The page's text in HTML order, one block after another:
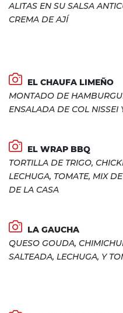
ALITAS EN SU SALSA
CREMA DE AJÍ
EL CHAUFA LIMEÑO
MONTADO DE
ENSALADA DE COL NISSEI
EL WRAP BBQ
TORTILLA DE TRIGO,
LECHUGA, TOMATE, MIX
DE LA CASA
LA GAUCHA
QUESO GOUDA,
SALTEADA, LECHUGA, Y